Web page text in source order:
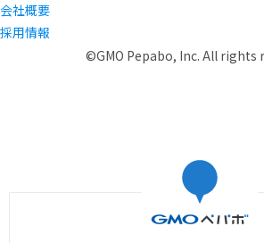
会社概要
採用情報
©GMO Pepabo, Inc. All rights